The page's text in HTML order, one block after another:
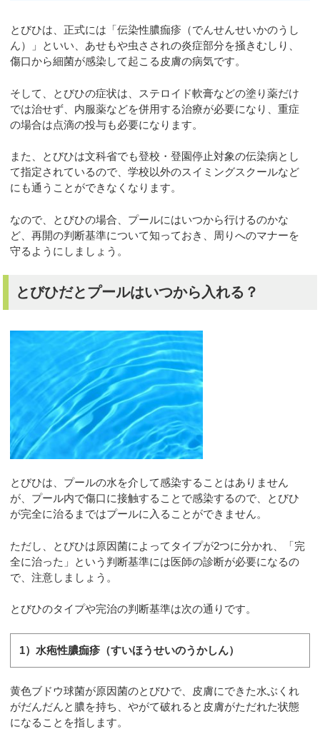
とびひは、正式には「伝染性膿痂疹（でんせんせいかのうし
ん）」といい、あせもや虫さされの炎症部分を掻きむしり、
傷口から細菌が感染して起こる皮膚の病気です。
そして、とびひの症状は、ステロイド軟膏などの塗り薬だけ
では治せず、内服薬などを併用する治療が必要になり、重症
の場合は点滴の投与も必要になります。
また、とびひは文科省でも登校・登園停止対象の伝染病とし
て指定されているので、学校以外のスイミングスクールなど
にも通うことができなくなります。
なので、とびひの場合、プールにはいつから行けるのかな
ど、再開の判断基準について知っておき、周りへのマナーを
守るようにしましょう。
とびひだとプールはいつから入れる？
とびひは、プールの水を介して感染することはありません
が、プール内で傷口に接触することで感染するので、とびひ
が完全に治るまではプールに入ることができません。
ただし、とびひは原因菌によってタイプが2つに分かれ、「完
全に治った」という判断基準には医師の診断が必要になるの
で、注意しましょう。
とびひのタイプや完治の判断基準は次の通りです。
1）水疱性膿痂疹（すいほうせいのうかしん）
黄色ブドウ球菌が原因菌のとびひで、皮膚にできた水ぶくれ
がだんだんと膿を持ち、やがて破れると皮膚がただれた状態
になることを指します。